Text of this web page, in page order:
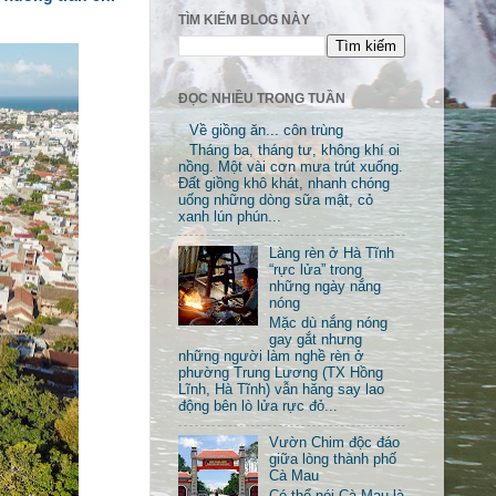
TÌM KIẾM BLOG NÀY
ĐỌC NHIỀU TRONG TUẦN
Về giồng ăn... côn trùng
Tháng ba, tháng tư, không khí oi
nồng. Một vài cơn mưa trút xuống.
Đất giồng khô khát, nhanh chóng
uống những dòng sữa mật, cỏ
xanh lún phún...
Làng rèn ở Hà Tĩnh
“rực lửa” trong
những ngày nắng
nóng
Mặc dù nắng nóng
gay gắt nhưng
những người làm nghề rèn ở
phường Trung Lương (TX Hồng
Lĩnh, Hà Tĩnh) vẫn hăng say lao
động bên lò lửa rực đỏ...
Vườn Chim độc đáo
giữa lòng thành phố
Cà Mau